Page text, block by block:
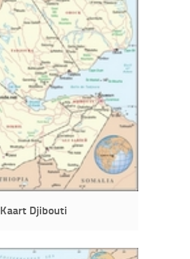
Kaart Djibouti